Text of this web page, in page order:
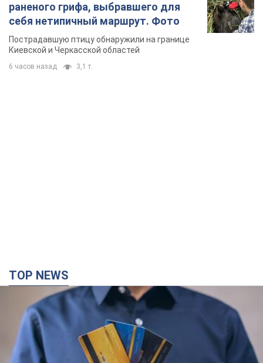
раненого грифа, выбравшего для
себя нетипичный маршрут. Фото
Пострадавшую птицу обнаружили на границе
Киевской и Черкасской областей
6 часов назад 3,1 т.
TOP NEWS